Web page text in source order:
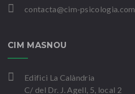
contacta@cim-psicologia.com
CIM MASNOU
Edifici La Calàndria
C/ del Dr. J. Agell, 5, local 2